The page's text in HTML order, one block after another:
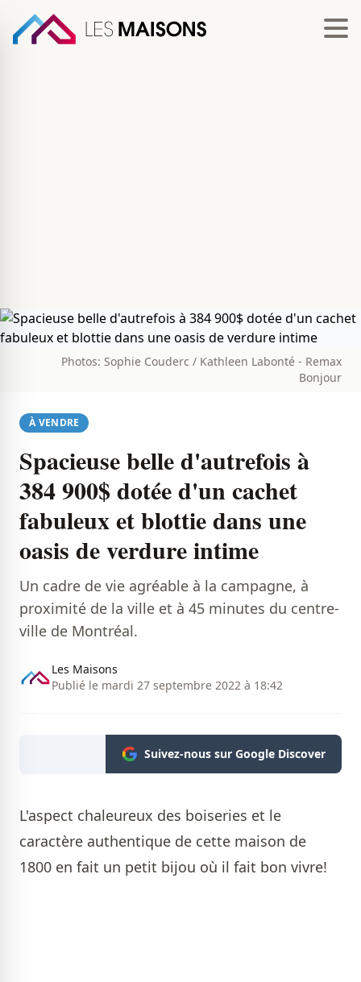
Photos: Sophie Couderc / Kathleen Labonté - Remax
Bonjour
À VENDRE
Spacieuse belle d'autrefois à
384 900$ dotée d'un cachet
fabuleux et blottie dans une
oasis de verdure intime
Un cadre de vie agréable à la campagne, à
proximité de la ville et à 45 minutes du centre-
ville de Montréal.
Les Maisons
Publié le mardi 27 septembre 2022 à 18:42
Suivez-nous sur Google Discover
L'aspect chaleureux des boiseries et le
caractère authentique de cette maison de
1800 en fait un petit bijou où il fait bon vivre!